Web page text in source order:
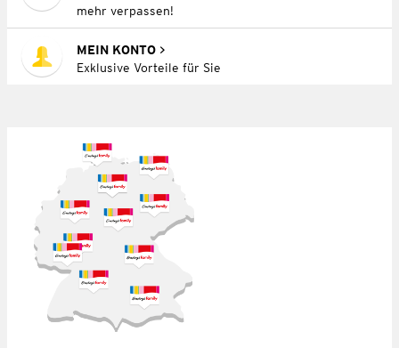
mehr verpassen!
MEIN KONTO
Exklusive Vorteile für Sie